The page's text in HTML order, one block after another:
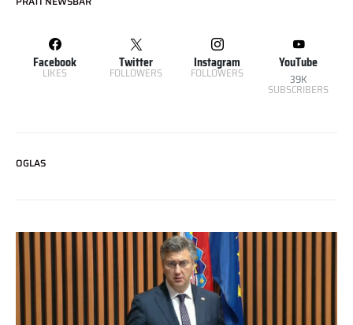
Facebook
LIKES
Twitter
FOLLOWERS
Instagram
FOLLOWERS
YouTube
39K
SUBSCRIBERS
OGLAS